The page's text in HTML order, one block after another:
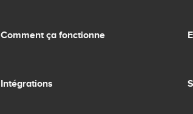
Comment ça fonctionne
Intégrations